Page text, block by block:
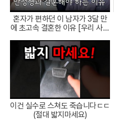
혼자가 편하던 이 남자가 3달 만
에 초고속 결혼한 이유 [우리 사이
주찬
이건 실수로 스쳐도 죽습니다ㄷㄷ
(절대 밟지마세요)